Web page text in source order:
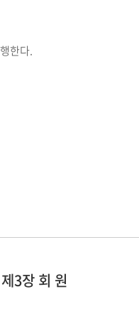
한다.
제3장 회 원